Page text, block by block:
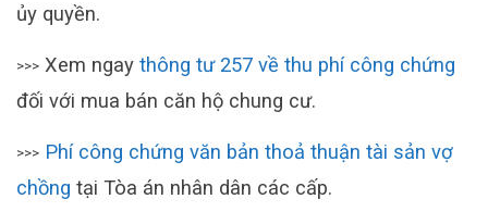
ủy quyền.
>>> Xem ngay thông tư 257 về thu phí công chứng
đối với mua bán căn hộ chung cư.
>>> Phí công chứng văn bản thoả thuận tài sản vợ
chồng tại Tòa án nhân dân các cấp.